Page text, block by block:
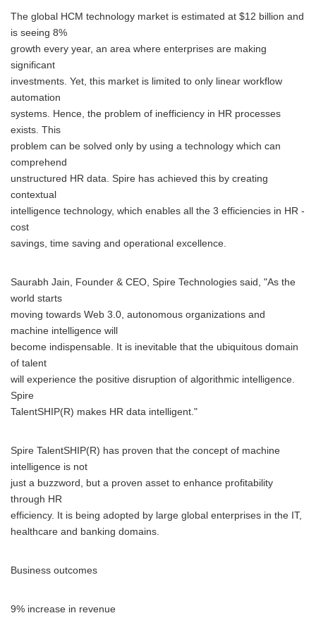
The global HCM technology market is estimated at $12 billion and
is seeing 8%
growth every year, an area where enterprises are making
significant
investments. Yet, this market is limited to only linear workflow
automation
systems. Hence, the problem of inefficiency in HR processes
exists. This
problem can be solved only by using a technology which can
comprehend
unstructured HR data. Spire has achieved this by creating
contextual
intelligence technology, which enables all the 3 efficiencies in HR -
cost
savings, time saving and operational excellence.
Saurabh Jain, Founder & CEO, Spire Technologies said, "As the
world starts
moving towards Web 3.0, autonomous organizations and
machine intelligence will
become indispensable. It is inevitable that the ubiquitous domain
of talent
will experience the positive disruption of algorithmic intelligence.
Spire
TalentSHIP(R) makes HR data intelligent."
Spire TalentSHIP(R) has proven that the concept of machine
intelligence is not
just a buzzword, but a proven asset to enhance profitability
through HR
efficiency. It is being adopted by large global enterprises in the IT,
healthcare and banking domains.
Business outcomes
9% increase in revenue